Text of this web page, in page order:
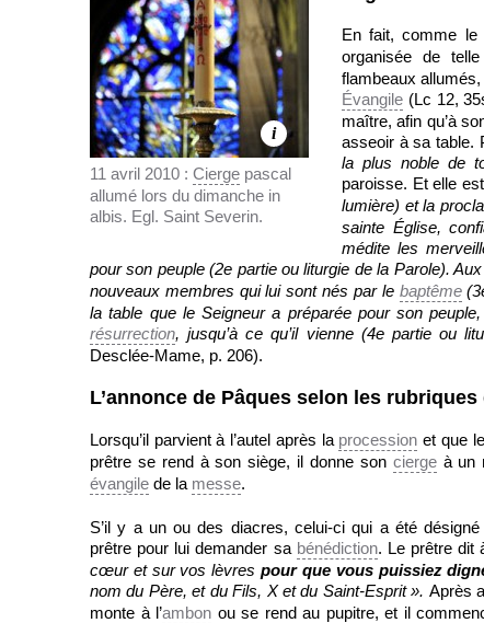
i
11 avril 2010 : Cierge pascal
allumé lors du dimanche in
albis. Egl. Saint Severin.
En fait, comme le
organisée de
flambeaux
Évangile (Lc 12,
maître, afin qu’à
asseoir à sa table.
la plus noble de
paroisse. Et elle
lumière) et la
sainte Église,
médite les
pour son peuple (2e partie ou liturgie de la Parole).
nouveaux membres qui lui sont nés par le baptême(3
la table que le Seigneur a préparée pour son
résurrection, jusqu’à ce qu’il vienne (4epartie ou
Desclée-Mame, p. 206).
L’annonce de Pâques selon les rubriques
Lorsqu’il parvient à l’autel après la procession et que
prêtre se rend à son siège, il donne son ciergeà un
évangile de la messe.
S’il y a un ou des diacres, celui-ci qui a été
prêtre pour lui demander sa bénédiction. Le prêtre
cœur et sur vos lèvrespour que vous puissiez
nom du Père, et du Fils, X et du Saint-Esprit ». Après
monte à l’ambon ou se rend au pupitre, et il